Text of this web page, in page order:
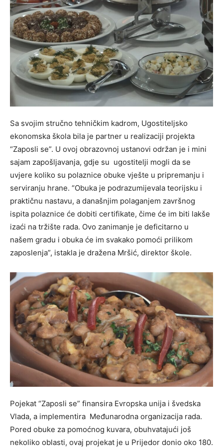
Sa svojim stručno tehničkim kadrom, Ugostiteljsko
ekonomska škola bila je partner u realizaciji projekta
“Zaposli se”. U ovoj obrazovnoj ustanovi održan je i mini
sajam zapošljavanja, gdje su ugostitelji mogli da se
uvjere koliko su polaznice obuke vješte u pripremanju i
serviranju hrane. “Obuka je podrazumijevala teorijsku i
praktičnu nastavu, a današnjim polaganjem završnog
ispita polaznice će dobiti certifikate, čime će im biti lakše
izaći na tržište rada. Ovo zanimanje je deficitarno u
našem gradu i obuka će im svakako pomoći prilikom
zaposlenja”, istakla je dražena Mršić, direktor škole.
Pojekat “Zaposli se” finansira Evropska unija i švedska
Vlada, a implementira Međunarodna organizacija rada.
Pored obuke za pomoćnog kuvara, obuhvatajući još
nekoliko oblasti, ovaj projekat je u Prijedor donio oko 180.